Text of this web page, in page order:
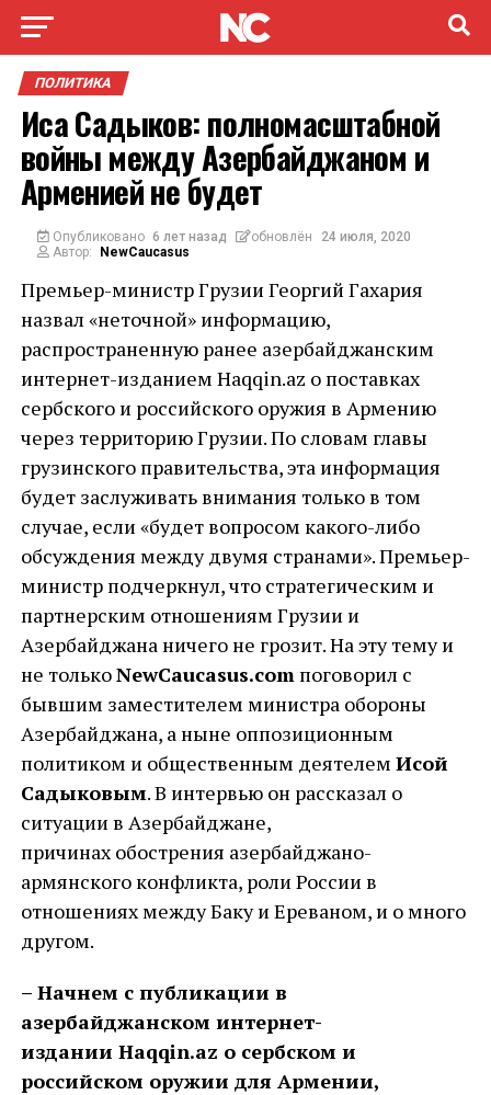
ПОЛИТИКА
Иса Садыков: полномасштабной
войны между Азербайджаном и
Арменией не будет
Опубликовано 6 лет назад обновлён
24 июля, 2020
Автор:
NewCaucasus
Премьер-министр Грузии Георгий Гахария
назвал «неточной» информацию,
распространенную ранее азербайджанским
интернет-изданием Haqqin.az о поставках
сербского и российского оружия в Армению
через территорию Грузии. По словам главы
грузинского правительства, эта информация
будет заслуживать внимания только в том
случае, если «будет вопросом какого-либо
обсуждения между двумя странами». Премьер-
министр подчеркнул, что стратегическим и
партнерским отношениям Грузии и
Азербайджана ничего не грозит. На эту тему и
не толькоNewCaucasus.comпоговорил с
бывшим заместителем министра обороны
Азербайджана, а ныне оппозиционным
политиком и общественным деятелем Исой
Садыковым. В интервью он рассказал о
ситуации в Азербайджане,
причинах обострения азербайджано-
армянского конфликта, роли России в
отношениях между Баку и Ереваном, и о много
другом.
– Начнем с публикации в
азербайджанском интернет-
издании Haqqin.az о сербском и
российском оружии для Армении,